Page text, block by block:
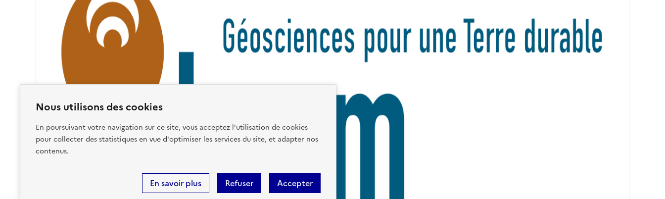
Nous utilisons des cookies
En poursuivant votre navigation sur ce site, vous acceptez l’utilisation de cookies
pour collecter des statistiques en vue d'optimiser les services du site, et adapter nos
contenus.
Accepter
Refuser
En savoir plus
R
E
T
É